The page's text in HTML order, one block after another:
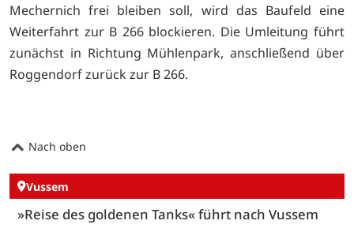
Mechernich frei bleiben soll, wird das Baufeld eine
Weiterfahrt zur B 266 blockieren. Die Umleitung führt
zunächst in Richtung Mühlenpark, anschließend über
Roggendorf zurück zur B 266.
Nach oben
Vussem
»Reise des goldenen Tanks« führt nach Vussem